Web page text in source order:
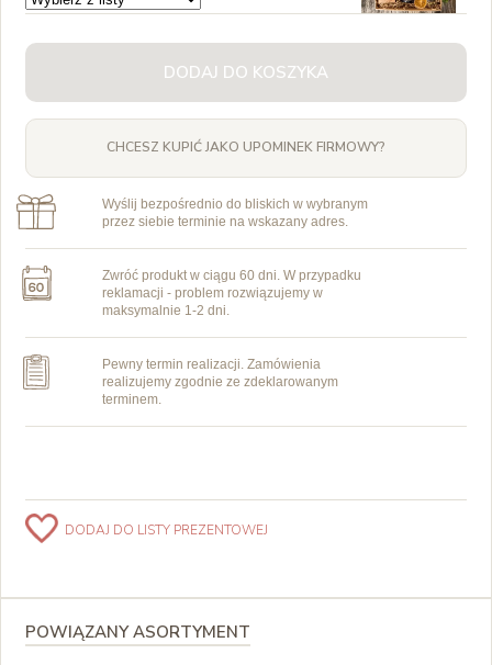
DODAJ DO KOSZYKA
CHCESZ KUPIĆ JAKO UPOMINEK FIRMOWY?
Wyślij bezpośrednio do bliskich w wybranym
przez siebie terminie na wskazany adres.
Zwróć produkt w ciągu 60 dni. W przypadku
reklamacji - problem rozwiązujemy w
maksymalnie 1-2 dni.
Pewny termin realizacji. Zamówienia
realizujemy zgodnie ze zdeklarowanym
terminem.
DODAJ DO LISTY PREZENTOWEJ
POWIĄZANY ASORTYMENT